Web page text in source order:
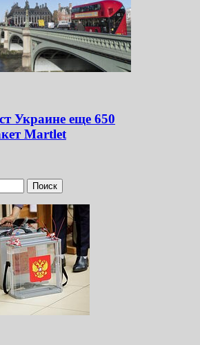
Украине еще 650
Martlet